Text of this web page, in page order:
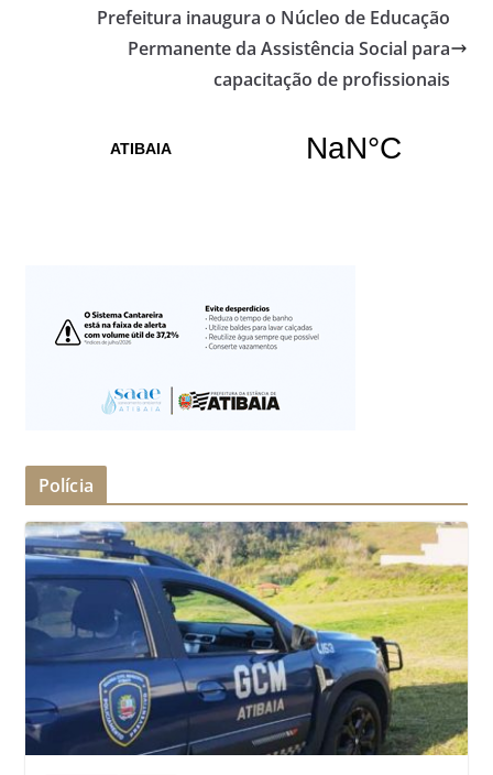
Prefeitura inaugura o Núcleo de Educação
Permanente da Assistência Social para
capacitação de profissionais
Polícia